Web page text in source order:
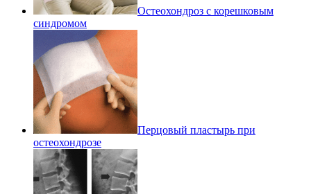
Остеохондроз с корешковым
синдромом
Перцовый пластырь при
остеохондрозе